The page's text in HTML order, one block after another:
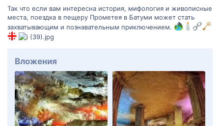
Так что если вам интересна история, мифология и живописные
места, поездка в пещеру Прометея в Батуми может стать
захватывающим и познавательным приключением.
Вложения